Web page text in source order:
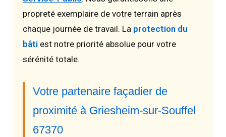
propreté exemplaire de votre terrain après
chaque journée de travail. La protection du
bâti est notre priorité absolue pour votre
sérénité totale.
Votre partenaire façadier de
proximité à Griesheim-sur-Souffel
67370